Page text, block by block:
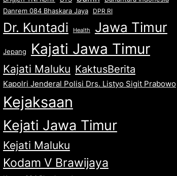
Danrem 084 Bhaskara Jaya
DPR RI
Dr. Kuntadi Health Jawa Timur
Jepang Kajati Jawa Timur
Kajati Maluku KaktusBerita
Kapolri Jenderal Polisi Drs. Listyo Sigit Prabowo
Kejaksaan
Kejati Jawa Timur
Kejati Maluku
Kodam V Brawijaya